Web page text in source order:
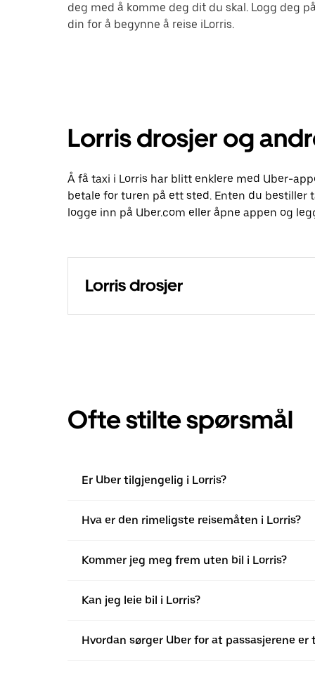
deg med å komme deg dit du skal. Logg deg
din for å begynne å reise iLorris.
Lorris drosjer og
Å få taxi i Lorris har blitt enklere med Uber-
betale for turen på ett sted. Enten du bestiller
logge inn på Uber.com eller åpne appen og
Lorris drosjer
Ofte stilte spørsmål
Er Uber tilgjengelig i Lorris?
Hva er den rimeligste reisemåten i Lorris?
Kommer jeg meg frem uten bil i Lorris?
Kan jeg leie bil i Lorris?
Hvordan sørger Uber for at passasjerene er